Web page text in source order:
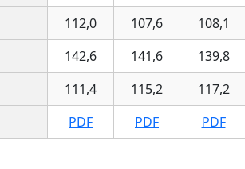
112,0 107,6 108,1
142,6 141,6 139,8
111,4 115,2 117,2
PDF PDF PDF